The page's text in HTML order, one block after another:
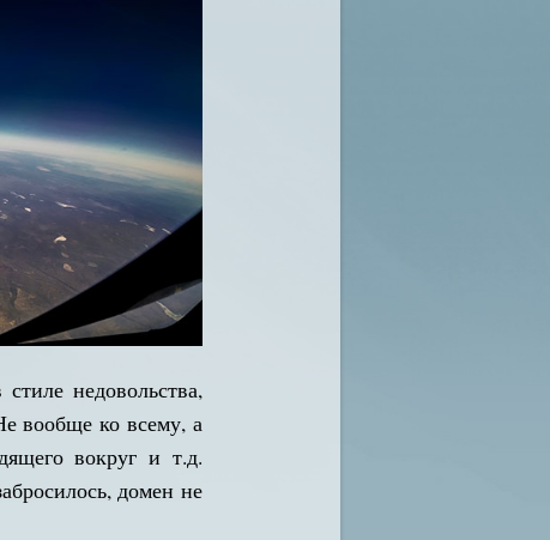
недовольства,
вообще ко всему, а
вокруг и т.д.
домен не